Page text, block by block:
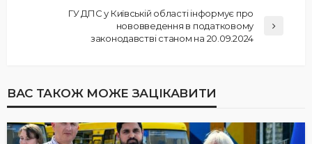
ГУ ДПС у Київській області інформує про
нововведення в податковому
законодавстві станом на 20.09.2024
ВАС ТАКОЖ МОЖЕ ЗАЦІКАВИТИ